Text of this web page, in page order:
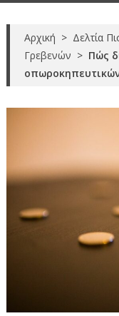
Αρχική > Δελτία
Γρεβενών > Πώς